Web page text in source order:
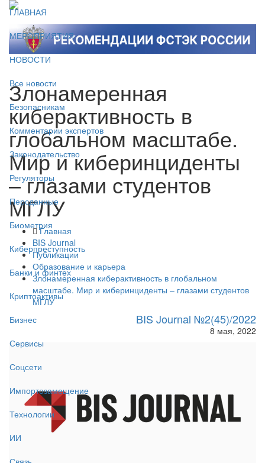
ГЛАВНАЯ
МЕРОПРИЯТИЯ
НОВОСТИ
Все новости
Безопасникам
Комментарии экспертов
Законодательство
Регуляторы
Персданные
Биометрия
Киберпреступность
Банки и финтех
Криптоактивы
Бизнес
Сервисы
Соцсети
Импортозамещение
Технологии
ИИ
Злонамеренная
киберактивность в
глобальном масштабе.
Мир и киберинциденты
– глазами студентов
МГЛУ
Главная
BIS Journal
Публикации
Образование и карьера
Злонамеренная киберактивность в глобальном
масштабе. Мир и киберинциденты – глазами студентов
МГЛУ
BIS Journal №2(45)/2022
8 мая, 2022